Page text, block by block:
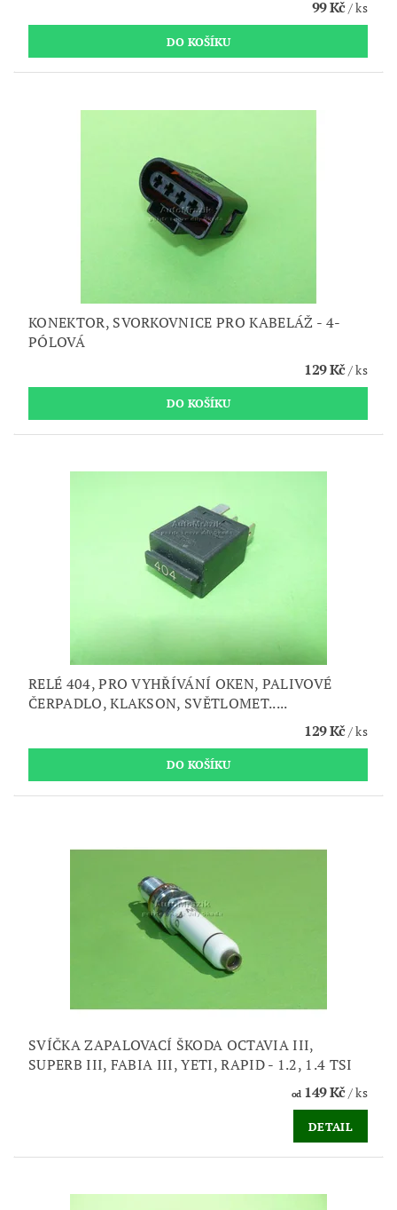
99 Kč/ ks
KONEKTOR, SVORKOVNICE PRO KABELÁŽ - 4-
PÓLOVÁ
129 Kč/ ks
RELÉ 404, PRO VYHŘÍVÁNÍ OKEN, PALIVOVÉ
ČERPADLO, KLAKSON, SVĚTLOMET.....
129 Kč/ ks
SVÍČKA ZAPALOVACÍ ŠKODA OCTAVIA III,
SUPERB III, FABIA III, YETI, RAPID - 1.2, 1.4 TSI
od149 Kč/ ks
DETAIL